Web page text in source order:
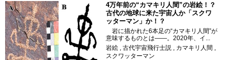
4万年前の“カマキリ人間”の岩絵！？
古代の地球に来た宇宙人か「スクワ
ッターマン」か！？
岩に描かれた6本足の“カマキリ人間”が
意味するものとは――。2020年、イ...
岩絵
古代宇宙飛行士説
カマキリ人間
スクワッターマン